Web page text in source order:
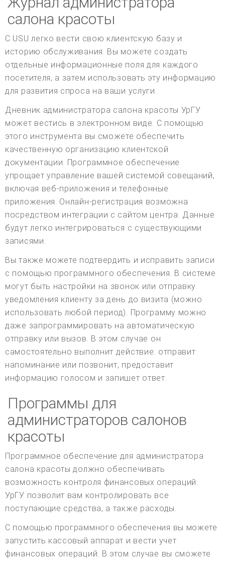
салона красоты
С USU легко вести свою клиентскую базу и
историю обслуживания. Вы можете создать
отдельные информационные поля для каждого
посетителя, а затем использовать эту информацию
для развития спроса на ваши услуги.
Дневник администратора салона красоты УрГУ
может вестись в электронном виде. С помощью
этого инструмента вы сможете обеспечить
качественную организацию клиентской
документации. Программное обеспечение
упрощает управление вашей системой совещаний,
включая веб-приложения и телефонные
приложения. Онлайн-регистрация возможна
посредством интеграции с сайтом центра. Данные
будут легко интегрироваться с существующими
записями.
Вы также можете подтвердить и исправить записи
с помощью программного обеспечения. В системе
могут быть настройки на звонок или отправку
уведомления клиенту за день до визита (можно
использовать любой период). Программу можно
даже запрограммировать на автоматическую
отправку или вызов. В этом случае он
самостоятельно выполнит действие: отправит
напоминание или позвонит, предоставит
информацию голосом и запишет ответ.
Программы для
администраторов салонов
красоты
Программное обеспечение для администратора
салона красоты должно обеспечивать
возможность контроля финансовых операций.
УрГУ позволит вам контролировать все
поступающие средства, а также расходы.
С помощью программного обеспечения вы можете
запустить кассовый аппарат и вести учет
финансовых операций. В этом случае вы сможете